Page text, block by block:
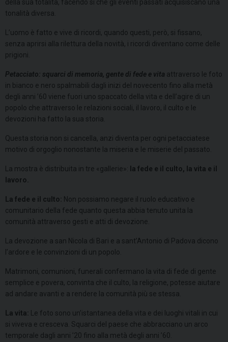
della sua totalità, facendo sì che gli eventi passati acquisiscano una
tonalità diversa.
L’uomo è fatto e vive di ricordi, quando questi, però, si fissano,
senza aprirsi alla rilettura della novità, i ricordi diventano come delle
prigioni.
Petacciato: squarci di memoria, gente di fede e vita attraverso le foto
in bianco e nero spalmabili dagli inizi del novecento fino alla metà
degli anni ’60 viene fuori uno spaccato della vita e dell’agire di un
popolo che attraverso le relazioni sociali, il lavoro, il culto e le
devozioni ha fatto la sua storia.
Questa storia non si cancella, anzi diventa per ogni petacciatese
motivo di orgoglio nonostante la miseria e le miserie del passato.
La mostra è distribuita in tre «gallerie»: la fede e il culto, la vita e il
lavoro.
La fede e il culto:
Non possiamo negare il ruolo educativo e
comunitario della fede quanto questa abbia tenuto unita la
comunità attraverso gesti e atti di devozione.
La devozione a san Nicola di Bari e a sant’Antonio di Padova dicono
l’ardore e le convinzioni di un popolo.
Matrimoni, comunioni, funerali confermano la vita di fede di gente
semplice e povera, convinta che il culto, la religione, potesse aiutare
ad andare avanti e a rendere la comunità più se stessa.
La vita:
Le foto sono un’istantanea della vita e dei luoghi vitali in cui
si viveva e cresceva. Squarci del paese che abbracciano un arco
temporale dagli anni ’20 fino alla metà degli anni ’60.